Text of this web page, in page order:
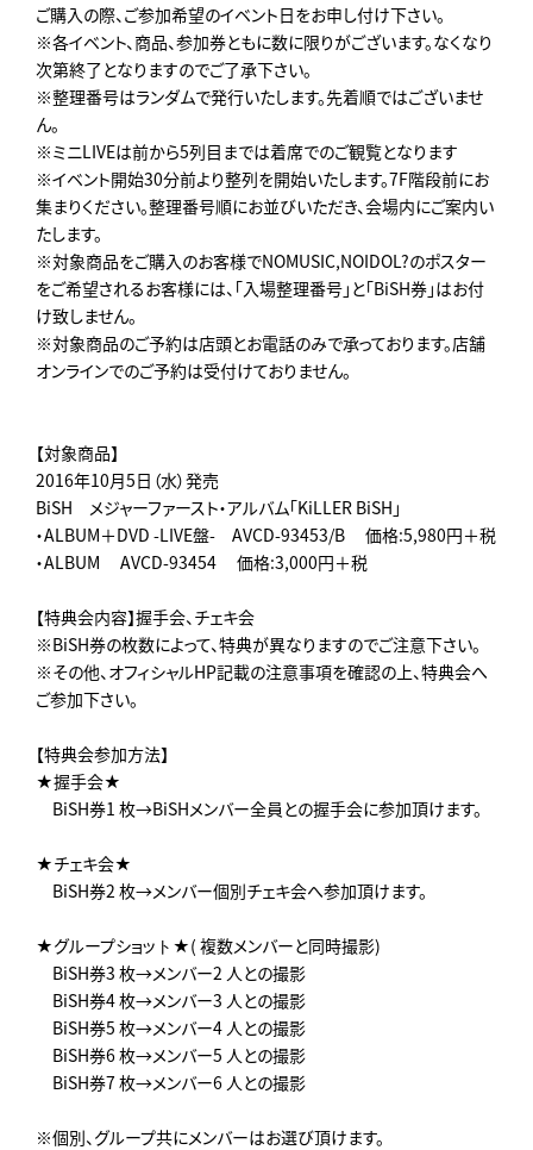
ご購入の際、ご参加希望のイベント日をお申し付け下さい。
※各イベント、商品、参加券ともに数に限りがございます。なくなり
次第終了となりますのでご了承下さい。
※整理番号はランダムで発行いたします。先着順ではございませ
ん。
※ミニLIVEは前から5列目までは着席でのご観覧となります
※イベント開始30分前より整列を開始いたします。7F階段前にお
集まりください。整理番号順にお並びいただき、会場内にご案内い
たします。
※対象商品をご購入のお客様でNOMUSIC,NOIDOL?のポスター
をご希望されるお客様には、「入場整理番号」と「BiSH券」はお付
け致しません。
※対象商品のご予約は店頭とお電話のみで承っております。店舗
オンラインでのご予約は受付けておりません。
【対象商品】
2016年10月5日（水）発売
BiSH メジャーファースト・アルバム「KiLLER BiSH」
・ALBUM＋DVD -LIVE盤- AVCD-93453/B 価格:5,980円＋税
・ALBUM AVCD-93454 価格:3,000円＋税
【特典会内容】握手会、チェキ会
※BiSH券の枚数によって、特典が異なりますのでご注意下さい。
※その他、オフィシャルHP記載の注意事項を確認の上、特典会へ
ご参加下さい。
【特典会参加方法】
★握手会★
BiSH券1 枚→BiSHメンバー全員との握手会に参加頂けます。
★チェキ会★
BiSH券2 枚→メンバー個別チェキ会へ参加頂けます。
★グループショット★( 複数メンバーと同時撮影)
BiSH券3 枚→メンバー2 人との撮影
BiSH券4 枚→メンバー3 人との撮影
BiSH券5 枚→メンバー4 人との撮影
BiSH券6 枚→メンバー5 人との撮影
BiSH券7 枚→メンバー6 人との撮影
※個別、グループ共にメンバーはお選び頂けます。